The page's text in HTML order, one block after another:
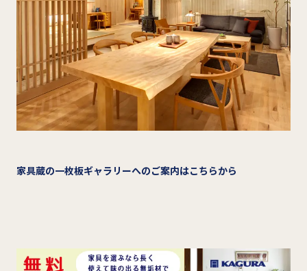
家具蔵の一枚板ギャラリーへのご案内はこちらから